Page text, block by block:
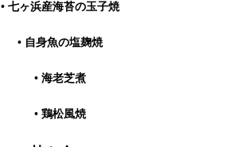
• 七ヶ浜産海苔の玉子焼
• 自身魚の塩麹焼
• 海老芝煮
• 鶏松風焼